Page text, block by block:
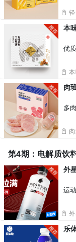
本
优
肉
多
第4期：电解质饮
外
运
乐